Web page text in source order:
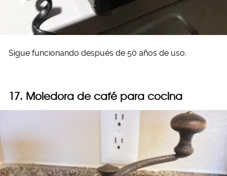
Sigue funcionando después de 50 años de uso.
17. Moledora de café para cocina